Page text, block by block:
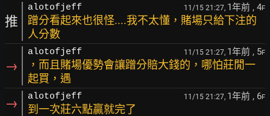
推
alotofjeff 11/15 21:27, 1年前 , 4F
蹭分看起來也很怪....我不太懂，賭場只給下注的
人分數
→
alotofjeff 11/15 21:27, 1年前 , 5F
，而且賭場優勢會讓蹭分賠大錢的，哪怕莊閒一
起買，遇
→ alotofjeff 11/15 21:27, 1年前 , 6F
到一次莊六點贏就完了